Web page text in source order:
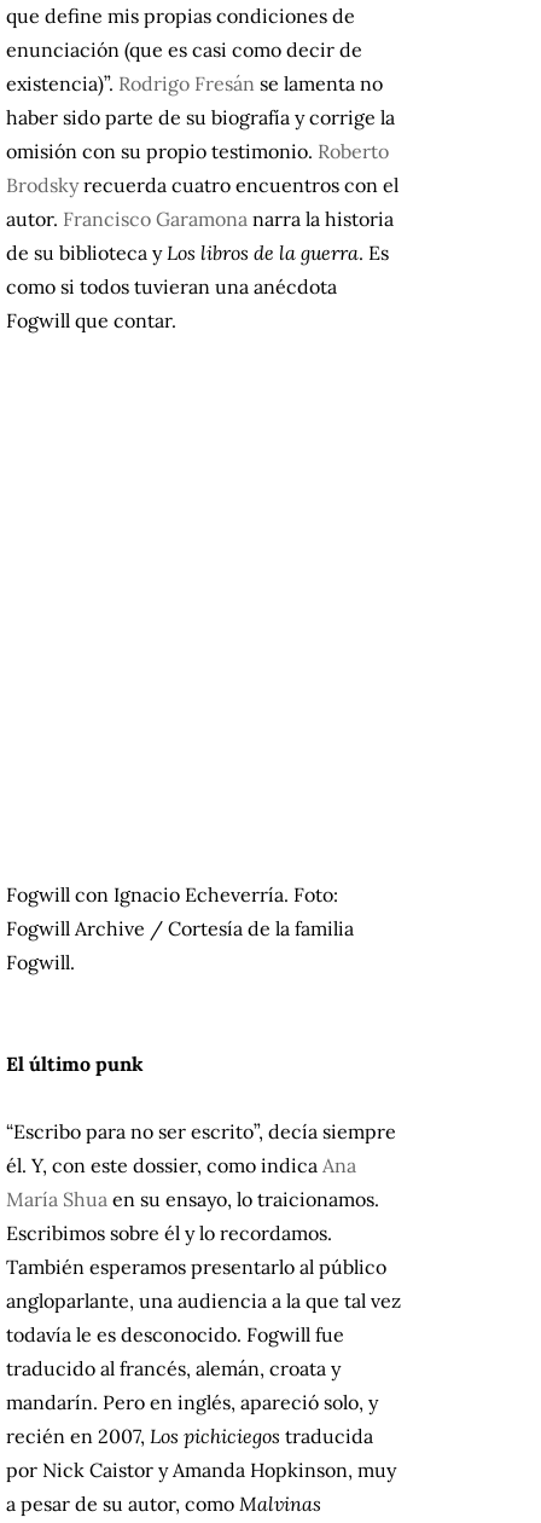
que define mis propias condiciones de
enunciación (que es casi como decir de
existencia)”. Rodrigo Fresán se lamenta no
haber sido parte de su biografía y corrige la
omisión con su propio testimonio. Roberto
Brodskyrecuerda cuatro encuentros con el
autor. Francisco Garamona narra la historia
de su biblioteca y Los libros de la guerra. Es
como si todos tuvieran una anécdota
Fogwill que contar.
Fogwill con Ignacio Echeverría. Foto:
Fogwill Archive / Cortesía de la familia
Fogwill.
El último punk
“Escribo para no ser escrito”, decía siempre
él. Y, con este dossier, como indica Ana
María Shua en su ensayo, lo traicionamos.
Escribimos sobre él y lo recordamos.
También esperamos presentarlo al público
angloparlante, una audiencia a la que tal vez
todavía le es desconocido. Fogwill fue
traducido al francés, alemán, croata y
mandarín. Pero en inglés, apareció solo, y
recién en 2007, Los pichiciegos traducida
por Nick Caistor y Amanda Hopkinson, muy
a pesar de su autor, como Malvinas